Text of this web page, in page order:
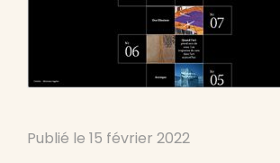
Publié le 15 février 2022